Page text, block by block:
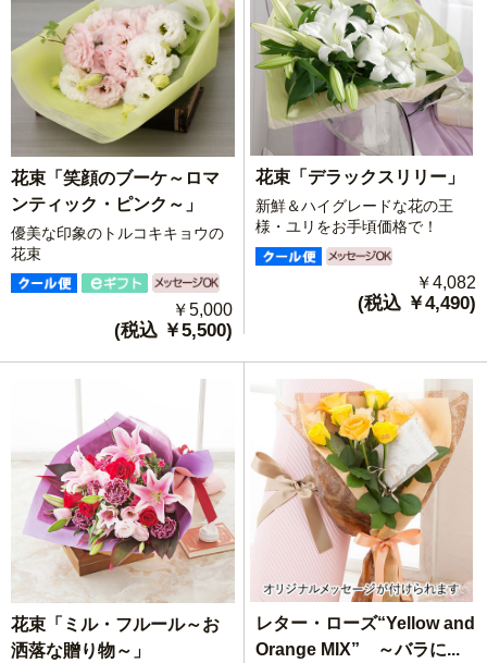
花束「笑顔のブーケ～ロマ
ンティック・ピンク～」
優美な印象のトルコキキョウの
花束
￥5,000
(税込 ￥5,500)
花束「デラックスリリー」
新鮮＆ハイグレードな花の王
様・ユリをお手頃価格で！
￥4,082
(税込 ￥4,490)
花束「ミル・フルール～お
洒落な贈り物～」
レター・ローズ“Yellow and
Orange MIX” ～バラに...